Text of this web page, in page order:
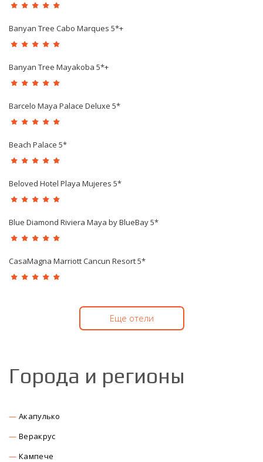
Banyan Tree Cabo Marques 5*+
Banyan Tree Mayakoba 5*+
Barcelo Maya Palace Deluxe 5*
Beach Palace 5*
Beloved Hotel Playa Mujeres 5*
Blue Diamond Riviera Maya by BlueBay 5*
CasaMagna Marriott Cancun Resort 5*
Еще отели
Города и регионы
Акапулько
Веракрус
Кампече